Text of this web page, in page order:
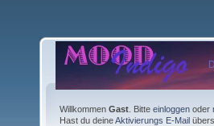
Willkommen Gast . Bitte einloggen oder
Hast du deineAktivierungs E-Mail